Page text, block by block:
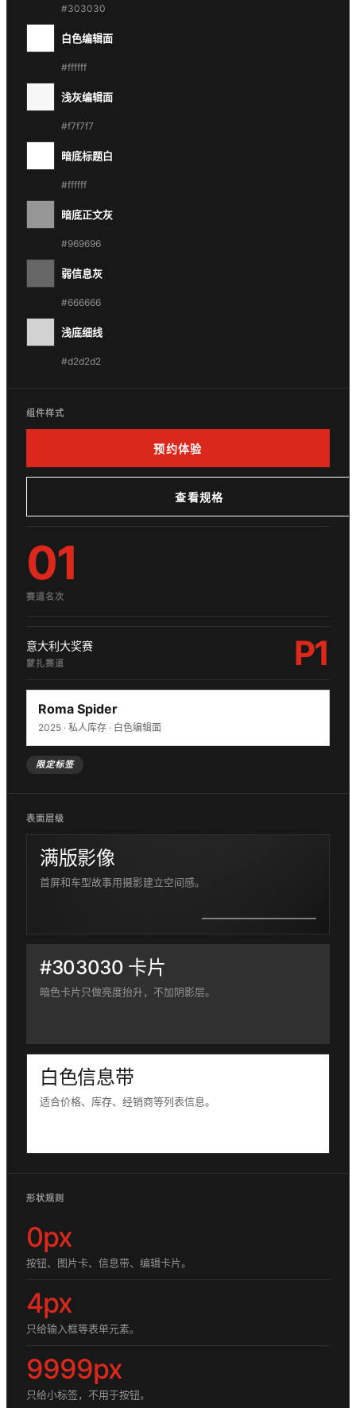
#303030
白色编辑面
#ffffff
浅灰编辑面
#f7f7f7
暗底标题白
#ffffff
暗底正文灰
#969696
弱信息灰
#666666
浅底细线
#d2d2d2
组件样式
预约体验
查看规格
01
赛道名次
意大利大奖赛
蒙扎赛道 P1
Roma Spider
2025 · 私人库存 · 白色编辑面
限定标签
表面层级
满版影像
首屏和车型故事用摄影建立空间感。
#303030 卡片
暗色卡片只做亮度抬升，不加阴影层。
白色信息带
适合价格、库存、经销商等列表信息。
形状规则
0px
按钮、图片卡、信息带、编辑卡片。
4px
只给输入框等表单元素。
9999px
只给小标签，不用于按钮。